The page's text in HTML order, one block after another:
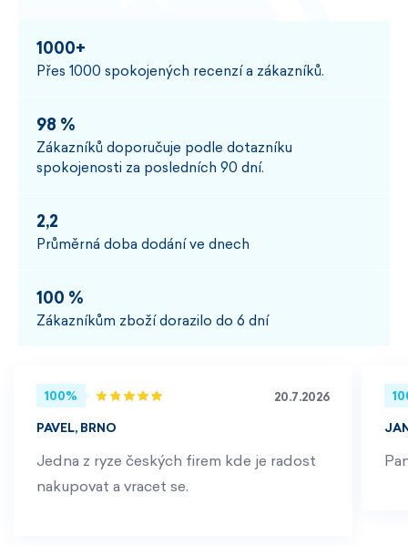
1000+
Přes 1000 spokojených recenzí a zákazníků.
98 %
Zákazníků doporučuje podle dotazníku
spokojenosti za posledních 90 dní.
2,2
Průměrná doba dodání ve dnech
100 %
Zákazníkům zboží dorazilo do 6 dní
100% 20.7.2026
PAVEL, BRNO
Jedna z ryze českých firem kde je radost
nakupovat a vracet se.